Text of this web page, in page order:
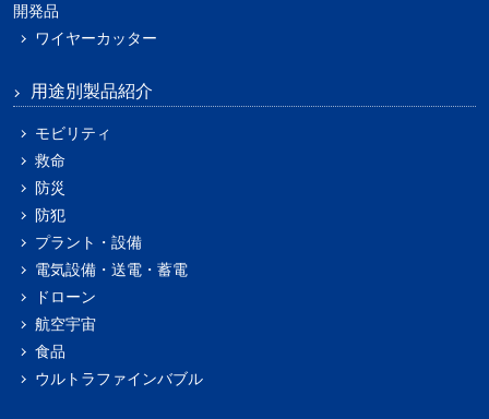
開発品
ワイヤーカッター
用途別製品紹介
モビリティ
救命
防災
防犯
プラント・設備
電気設備・送電・蓄電
ドローン
航空宇宙
食品
ウルトラファインバブル